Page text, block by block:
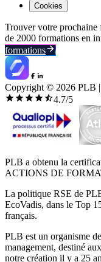
Cookies
Trouver votre prochaine
de 2000 formations en
formations
Copyright © 2026 PLB |
4.7/5
PLB a obtenu la
ACTIONS DE
La politique RSE de
EcoVadis, dans le Top
français.
PLB est un organisme
management, destiné
notre création il y a 25